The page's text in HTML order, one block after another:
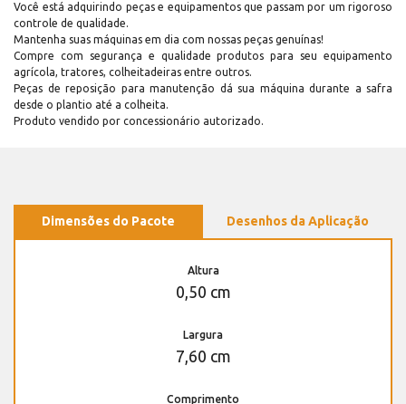
Você está adquirindo peças e equipamentos que passam por um rigoroso
controle de qualidade.
Mantenha suas máquinas em dia com nossas peças genuínas!
Compre com segurança e qualidade produtos para seu equipamento
agrícola, tratores, colheitadeiras entre outros.
Peças de reposição para manutenção dá sua máquina durante a safra
desde o plantio até a colheita.
Produto vendido por concessionário autorizado.
Dimensões do Pacote Desenhos da Aplicação
Altura
0,50 cm
Largura
7,60 cm
Comprimento